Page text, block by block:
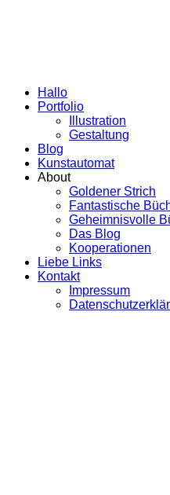
Hallo
Portfolio
Illustration
Gestaltung
Blog
Kunstautomat
About
Goldener Strich
Fantastische
Geheimnisvolle
Das Blog
Kooperationen
Liebe Links
Kontakt
Impressum